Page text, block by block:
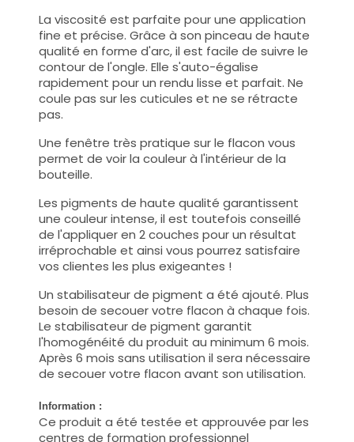
La viscosité est parfaite pour une application
fine et précise. Grâce à son pinceau de haute
qualité en forme d'arc, il est facile de suivre le
contour de l'ongle. Elle s'auto-égalise
rapidement pour un rendu lisse et parfait. Ne
coule pas sur les cuticules et ne se rétracte
pas.
Une fenêtre très pratique sur le flacon vous
permet de voir la couleur à l'intérieur de la
bouteille.
Les pigments de haute qualité garantissent
une couleur intense, il est toutefois conseillé
de l'appliquer en 2 couches pour un résultat
irréprochable et ainsi vous pourrez satisfaire
vos clientes les plus exigeantes !
Un stabilisateur de pigment a été ajouté. Plus
besoin de secouer votre flacon à chaque fois.
Le stabilisateur de pigment garantit
l'homogénéité du produit au minimum 6 mois.
Après 6 mois sans utilisation il sera nécessaire
de secouer votre flacon avant son utilisation.
Information :
Ce produit a été testée et approuvée par les
centres de formation professionnel